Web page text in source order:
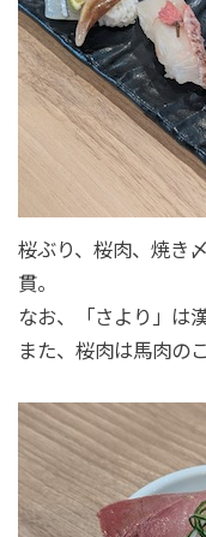
桜ぶり、桜肉、焼き
貫。
なお、「さより」は
また、桜肉は馬肉の